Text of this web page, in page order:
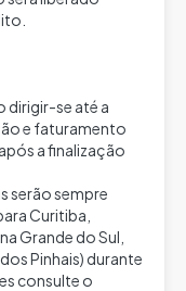
dirigir-se até a
e faturamento
a finalização
serão sempre
Curitiba,
Grande do Sul,
Pinhais) durante
consulte o